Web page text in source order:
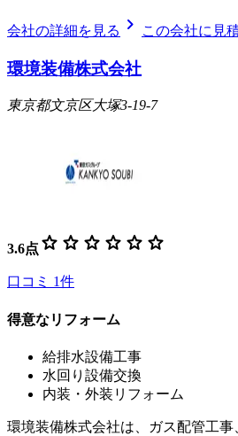
会社の詳細を見る chevron_right この会社に見
環境装備株式会社
東京都文京区大塚3-19-7
3.6点 star star star star star star
口コミ 1件
得意なリフォーム
給排水設備工事
水回り設備交換
内装・外装リフォーム
環境装備株式会社は、ガス配管工